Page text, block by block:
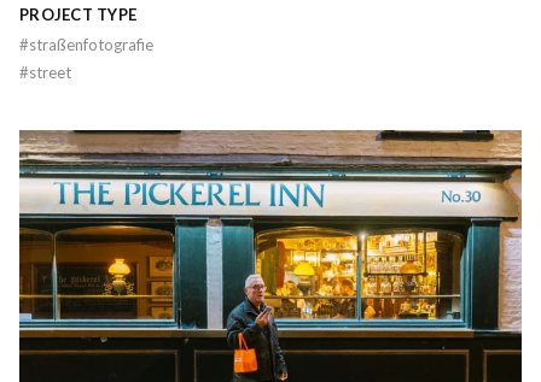
PROJECT TYPE
#straßenfotografie
#street